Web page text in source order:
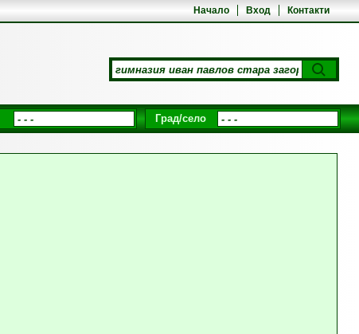
Начало Вход Контакти
Град/село